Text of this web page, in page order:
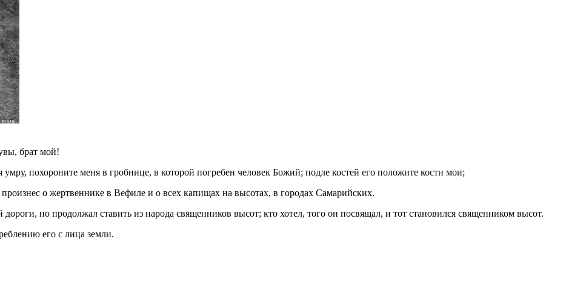
брат мой!
похороните меня в гробнице, в которой погребен человек Божий; подле костей его положите кости мои;
о жертвеннике в Вефиле и о всех капищах на высотах, в городах Самарийских.
но продолжал ставить из народа священников высот; кто хотел, того он посвящал, и тот становился священником высот.
его с лица земли.